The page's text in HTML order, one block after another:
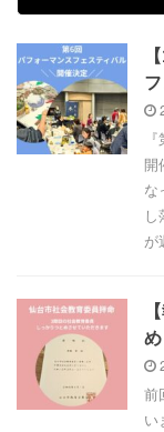
開
な
が
前
い